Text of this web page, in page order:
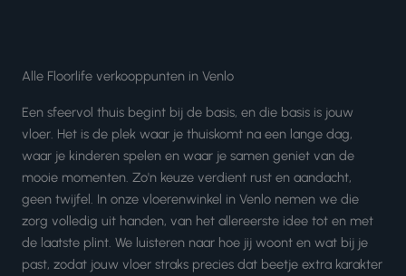
Alle Floorlife verkooppunten in Venlo
Een sfeervol thuis begint bij de basis, en die basis is jouw
vloer. Het is de plek waar je thuiskomt na een lange dag,
waar je kinderen spelen en waar je samen geniet van de
mooie momenten. Zo'n keuze verdient rust en aandacht,
geen twijfel. In onze vloerenwinkel in Venlo nemen we die
zorg volledig uit handen, van het allereerste idee tot en met
de laatste plint. We luisteren naar hoe jij woont en wat bij je
past, zodat jouw vloer straks precies dat beetje extra karakter